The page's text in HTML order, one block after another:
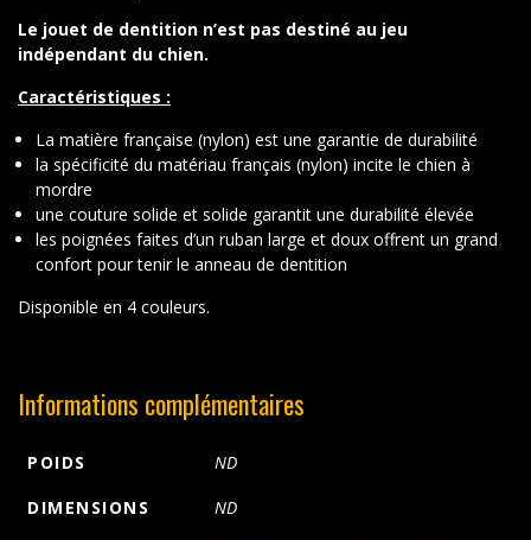
Le jouet de dentition n’est pas destiné au jeu
indépendant du chien.
Caractéristiques :
La matière française (nylon) est une garantie de durabilité
la spécificité du matériau français (nylon) incite le chien à
mordre
une couture solide et solide garantit une durabilité élevée
les poignées faites d’un ruban large et doux offrent un grand
confort pour tenir le anneau de dentition
Disponible en 4 couleurs.
Informations complémentaires
POIDS
ND
DIMENSIONS
ND